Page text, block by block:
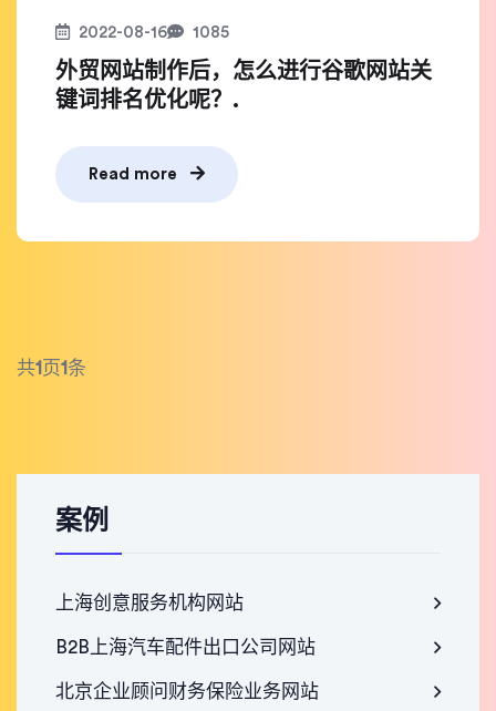
2022-08-16 1085
外贸网站制作后，怎么进行谷歌网站关
键词排名优化呢？.
Read more
共1 页1条
案例
上海创意服务机构网站
B2B上海汽车配件出口公司网站
北京企业顾问财务保险业务网站